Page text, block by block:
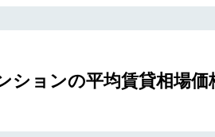
ションの平均賃貸相場価